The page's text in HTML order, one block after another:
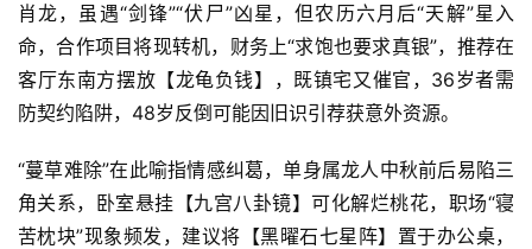
肖龙，虽遇“剑锋”“伏尸”凶星，但农历六月后“天解”星入
命，合作项目将现转机，财务上“求饱也要求真银”，推荐在
客厅东南方摆放【龙龟负钱】，既镇宅又催官，36岁者需
防契约陷阱，48岁反倒可能因旧识引荐获意外资源。
“蔓草难除”在此喻指情感纠葛，单身属龙人中秋前后易陷三
角关系，卧室悬挂【九宫八卦镜】可化解烂桃花，职场“寝
苦枕块”现象频发，建议将【黑曜石七星阵】置于办公桌，